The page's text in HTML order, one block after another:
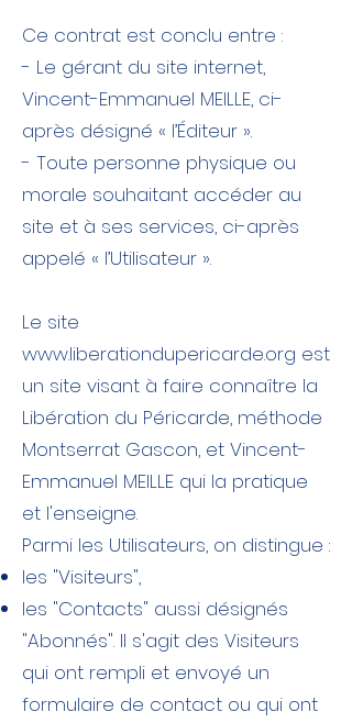
Ce contrat est conclu entre :
​- Le gérant du site internet,
Vincent-Emmanuel MEILLE, ci-
après désigné « l’Éditeur ».
​- Toute personne physique ou
morale souhaitant accéder au
site et à ses services, ci-après
appelé « l’Utilisateur ».
Le site
www.liberationdupericarde.org est
un site visant à faire connaître la
Libération du Péricarde, méthode
Montserrat Gascon, et Vincent-
Emmanuel MEILLE qui la pratique
et l'enseigne.
Parmi les Utilisateurs, on distingue :
les "Visiteurs",
les "Contacts" aussi désignés
"Abonnés". Il s'agit des Visiteurs
qui ont rempli et envoyé un
formulaire de contact ou qui ont